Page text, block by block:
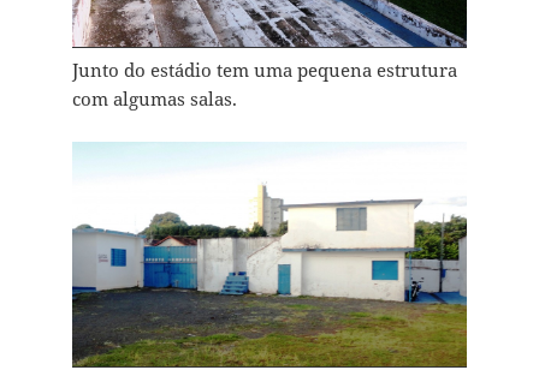
Junto do estádio tem uma pequena estrutura
com algumas salas.